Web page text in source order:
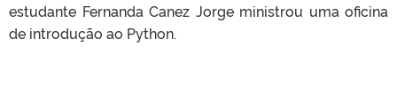
estudante Fernanda Canez Jorge ministrou uma oficina
de introdução ao Python.